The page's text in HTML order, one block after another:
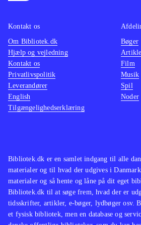
"Skylanders" og "Disney
Ser man alene på gameplay, så
minder spillet om den lange
Lego-spil, fx. "The Hobbit"
"Star wars".
Bibliotek.dk er en samlet indgang til alle
materialer og til hvad der udgives i
materialer og så hente og låne på dit eget
Bibliotek.dk til at søge frem, hvad der er
tidsskrifter, artikler, e-bøger, lydbøger osv.
et fysisk bibliotek, men en database og
Kontakt os
Om Bibliotek.dk
Hjælp og vejledning
Kontakt os
Privatlivspolitik
Leverandører
English
Tilgængelighedserklæring
Bøger
Film
Musik
Spil
Noder